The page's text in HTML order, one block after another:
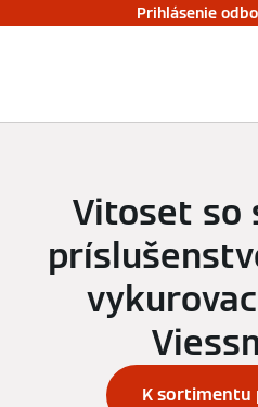
Prihlásenie
Vitoset so
K